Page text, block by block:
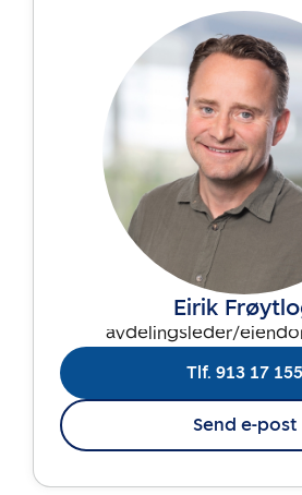
Eirik
avdelingsleder/
Tlf. 913 17 155
Send e-post